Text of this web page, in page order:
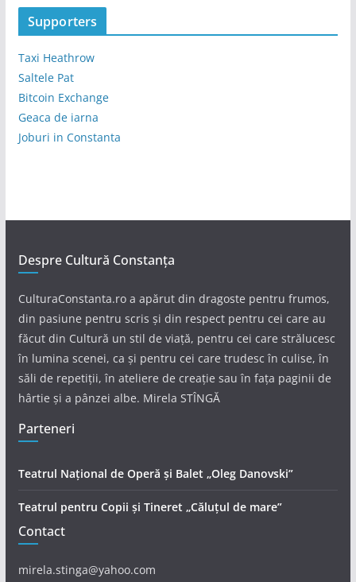
Supporters
Taxi Heathrow
Saltele Pat
Bitcoin Exchange
Geaca de iarna
Joburi in Constanta
Despre Cultură Constanța
CulturaConstanta.ro a apărut din dragoste pentru frumos,
din pasiune pentru scris și din respect pentru cei care au
făcut din Cultură un stil de viață, pentru cei care strălucesc
în lumina scenei, ca și pentru cei care trudesc în culise, în
săli de repetiții, în ateliere de creație sau în fața paginii de
hârtie și a pânzei albe. Mirela STÎNGĂ
Parteneri
Teatrul Național de Operă și Balet „Oleg Danovski”
Teatrul pentru Copii și Tineret „Căluțul de mare”
Contact
mirela.stinga@yahoo.com